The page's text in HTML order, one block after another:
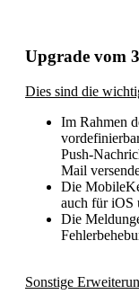
Upgrade vom
Dies sind die
Im Rahmen
Push-
Mail
Die
auch für iOS
Die
Sonstige